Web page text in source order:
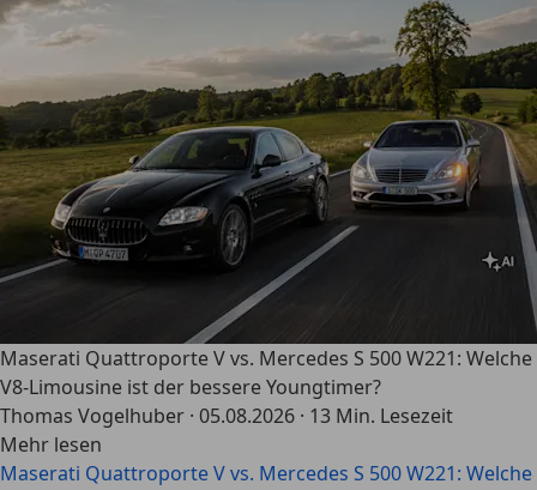
Maserati Quattroporte V vs. Mercedes S 500 W221: Welche
V8-Limousine ist der bessere Youngtimer?
Thomas Vogelhuber · 05.08.2026 · 13 Min. Lesezeit
Mehr lesen
Maserati Quattroporte V vs. Mercedes S 500 W221: Welche